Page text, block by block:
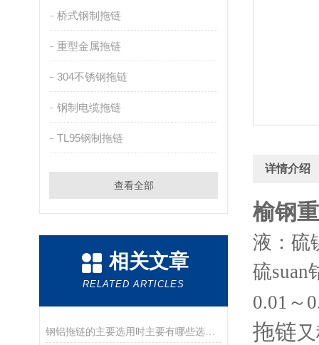
桥式钢制拖链
重型金属拖链
304不锈钢拖链
钢制电缆拖链
TL95钢制拖链
查看全部
相关文章
RELATED ARTICLES
钢铝拖链的主要选用时主要有哪些选用原则？
详情介绍
榆钢
液：硫
硫suan
0.01～
拖链